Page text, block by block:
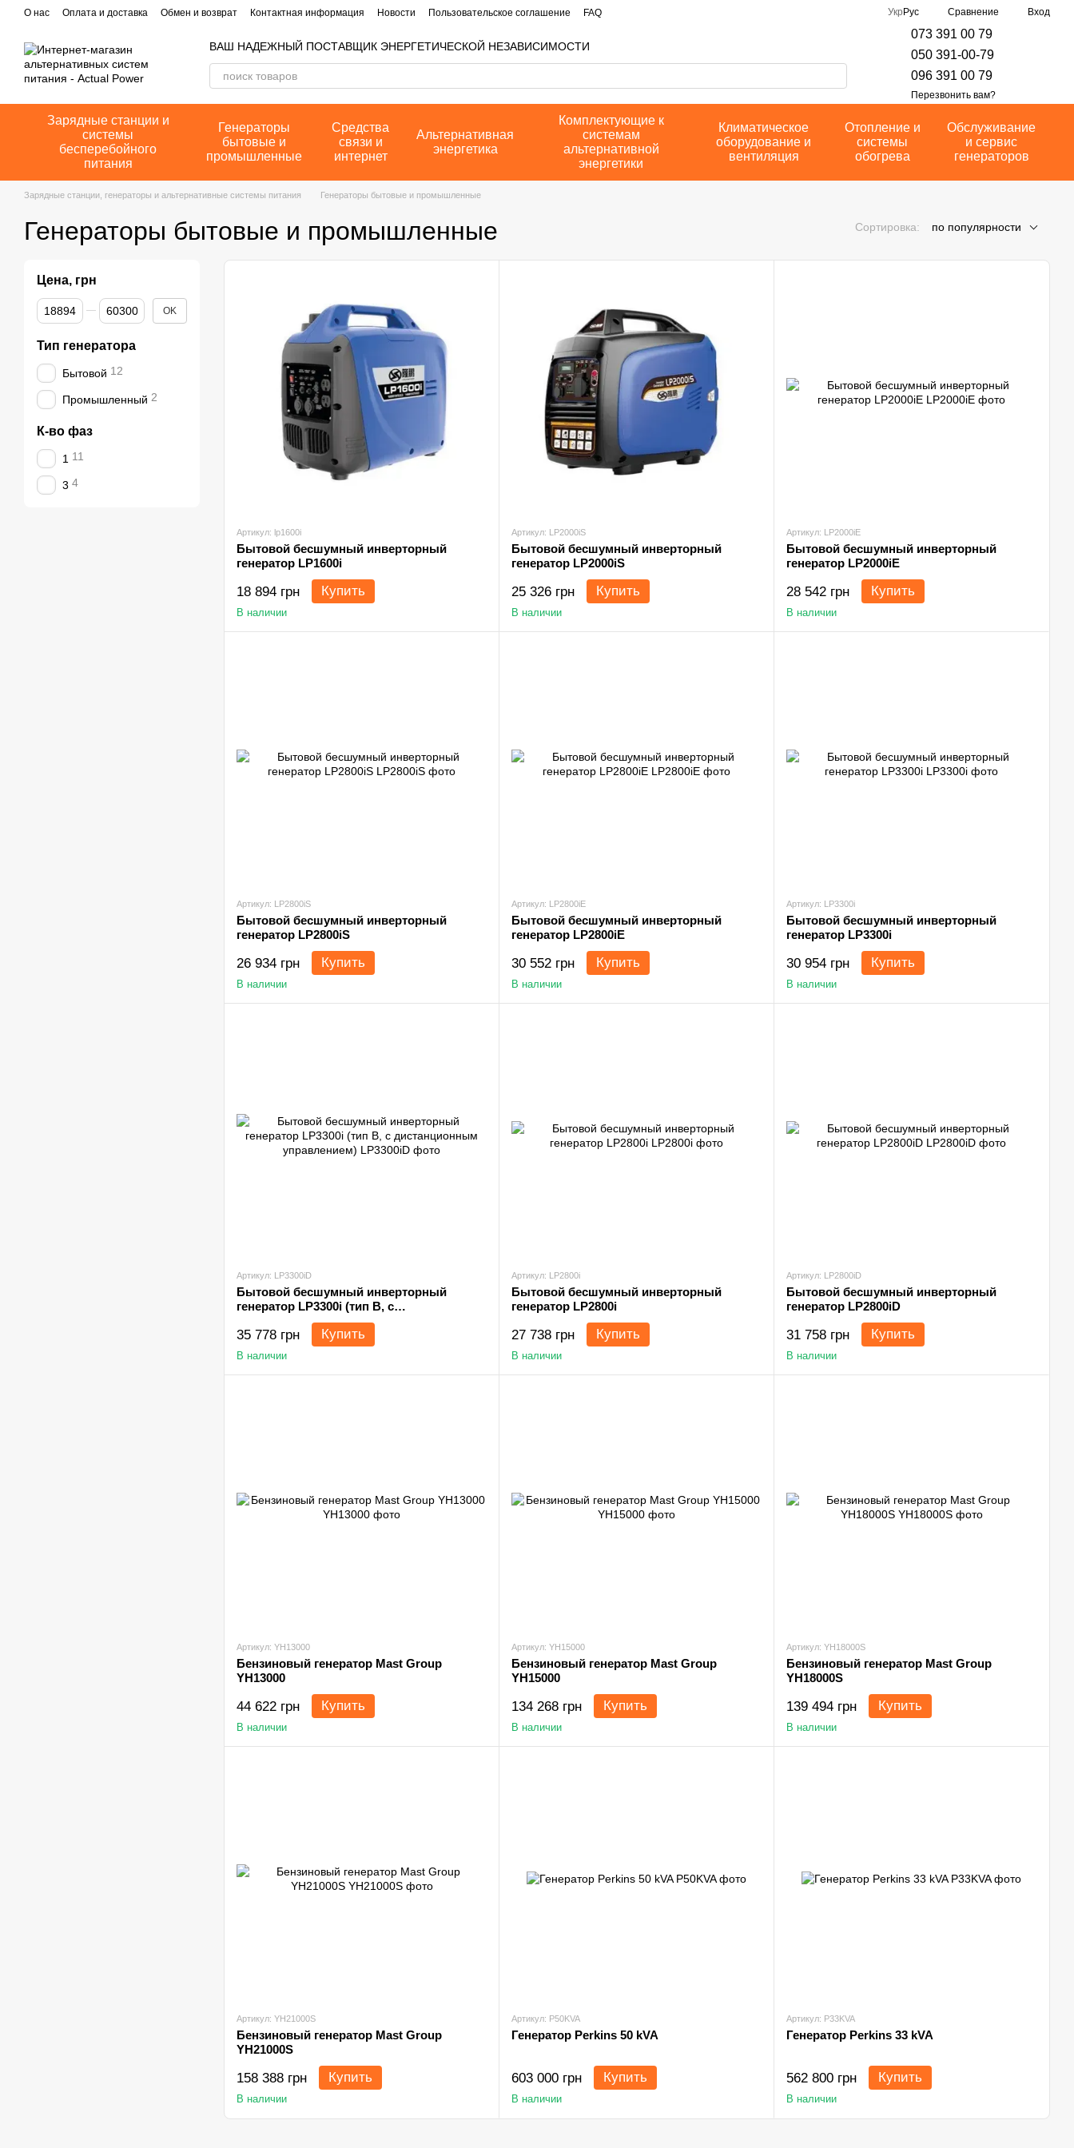
Перейти к основному контенту
О нас Оплата и доставка Обмен и возврат Контактная информация Новости Пользовательское соглашение FAQ Укр Рус Сравнение Вход
ВАШ НАДЕЖНЫЙ ПОСТАВЩИК ЭНЕРГЕТИЧЕСКОЙ НЕЗАВИСИМОСТИ
073 391 00 79
050 391-00-79
096 391 00 79
Перезвонить вам?
Зарядные станции и
системы
бесперебойного
питания
Генераторы
бытовые и
промышленные
Средства
связи и
интернет
Альтернативная
энергетика
Комплектующие к
системам
альтернативной
энергетики
Климатическое
оборудование и
вентиляция
Отопление и
системы
обогрева
Обслуживание
и сервис
генераторов
Зарядные станции, генераторы и альтернативные системы питания Генераторы бытовые и промышленные
Генераторы бытовые и промышленные Сортировка: по популярности
Артикул: lp1600i
Бытовой бесшумный инверторный
генератор LP1600i
18 894 грн Купить
В наличии
Артикул: LP2000iS
Бытовой бесшумный инверторный
генератор LP2000iS
25 326 грн Купить
В наличии
Артикул: LP2000iE
Бытовой бесшумный инверторный
генератор LP2000iE
28 542 грн Купить
В наличии
Артикул: LP2800iS
Бытовой бесшумный инверторный
генератор LP2800iS
26 934 грн Купить
В наличии
Артикул: LP2800iE
Бытовой бесшумный инверторный
генератор LP2800iE
30 552 грн Купить
В наличии
Артикул: LP3300i
Бытовой бесшумный инверторный
генератор LP3300i
30 954 грн Купить
В наличии
Артикул: LP3300iD
Бытовой бесшумный инверторный
генератор LP3300i (тип B, с
дистанционным управлением)
35 778 грн Купить
В наличии
Артикул: LP2800i
Бытовой бесшумный инверторный
генератор LP2800i
27 738 грн Купить
В наличии
Артикул: LP2800iD
Бытовой бесшумный инверторный
генератор LP2800iD
31 758 грн Купить
В наличии
Артикул: YH13000
Бензиновый генератор Mast Group
YH13000
44 622 грн Купить
В наличии
Артикул: YH15000
Бензиновый генератор Mast Group
YH15000
134 268 грн Купить
В наличии
Артикул: YH18000S
Бензиновый генератор Mast Group
YH18000S
139 494 грн Купить
В наличии
Артикул: YH21000S
Бензиновый генератор Mast Group
YH21000S
158 388 грн Купить
В наличии
Артикул: P50KVA
Генератор Perkins 50 kVA
603 000 грн Купить
В наличии
Артикул: P33KVA
Генератор Perkins 33 kVA
562 800 грн Купить
В наличии
Цена, грн
От Цена, грн
До Цена, грн OK
Тип генератора
Бытовой 12
Промышленный 2
К-во фаз
1 11
3 4